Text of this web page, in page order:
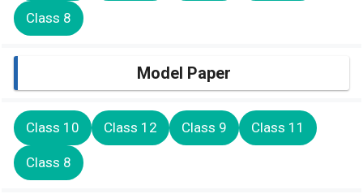
Class 8
Model Paper
Class 10 Class 12 Class 9 Class 11
Class 8